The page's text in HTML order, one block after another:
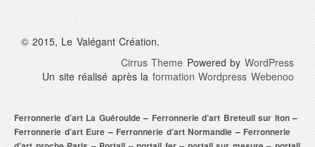
© 2015, Le Valégant Création.
Cirrus Theme Powered by WordPress
Un site réalisé après la formation Wordpress Webenoo
Ferronnerie d’art La Guéroulde– Ferronnerie d’art Breteuil sur Iton–
Ferronnerie d’art Eure– Ferronnerie d’art Normandie – Ferronnerie